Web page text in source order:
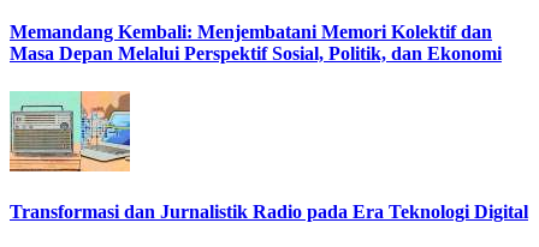
Memandang Kembali: Menjembatani Memori Kolektif dan
Masa Depan Melalui Perspektif Sosial, Politik, dan Ekonomi
Transformasi dan Jurnalistik Radio pada Era Teknologi Digital